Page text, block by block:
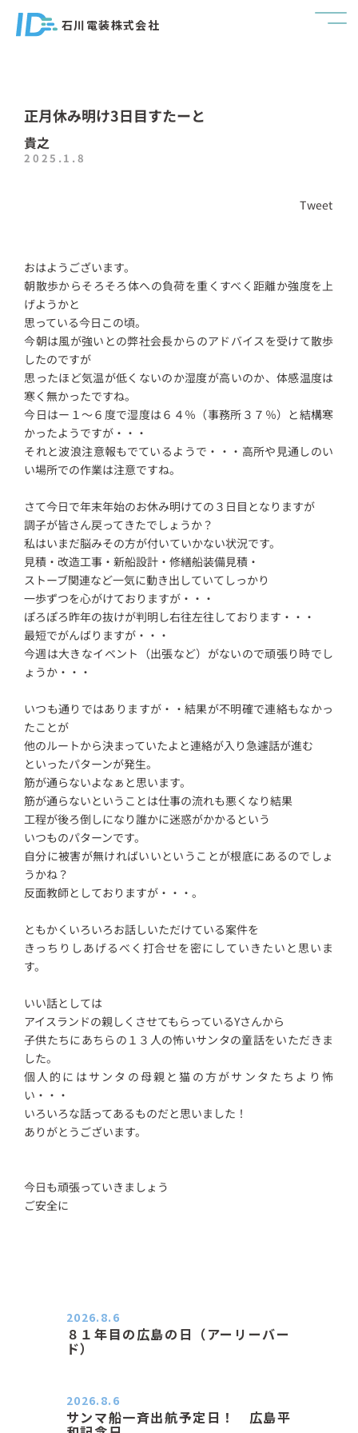
石川電装株式会社
正月休み明け3日目すたーと
貴之
2025.1.8
Tweet
おはようございます。
朝散歩からそろそろ体への負荷を重くすべく距離か強度を上
げようかと
思っている今日この頃。
今朝は風が強いとの弊社会長からのアドバイスを受けて散歩
したのですが
思ったほど気温が低くないのか湿度が高いのか、体感温度は
寒く無かったですね。
今日はー１～６度で湿度は６４％（事務所３７％）と結構寒
かったようですが・・・
それと波浪注意報もでているようで・・・高所や見通しのい
い場所での作業は注意ですね。
さて今日で年末年始のお休み明けての３日目となりますが
調子が皆さん戻ってきたでしょうか？
私はいまだ脳みその方が付いていかない状況です。
見積・改造工事・新船設計・修繕船装備見積・
ストーブ関連など一気に動き出していてしっかり
一歩ずつを心がけておりますが・・・
ぽろぽろ昨年の抜けが判明し右往左往しております・・・
最短でがんばりますが・・・
今週は大きなイベント（出張など）がないので頑張り時でし
ょうか・・・
いつも通りではありますが・・結果が不明確で連絡もなかっ
たことが
他のルートから決まっていたよと連絡が入り急遽話が進む
といったパターンが発生。
筋が通らないよなぁと思います。
筋が通らないということは仕事の流れも悪くなり結果
工程が後ろ倒しになり誰かに迷惑がかかるという
いつものパターンです。
自分に被害が無ければいいということが根底にあるのでしょ
うかね？
反面教師としておりますが・・・。
ともかくいろいろお話しいただけている案件を
きっちりしあげるべく打合せを密にしていきたいと思いま
す。
いい話としては
アイスランドの親しくさせてもらっているYさんから
子供たちにあちらの１３人の怖いサンタの童話をいただきま
した。
個人的にはサンタの母親と猫の方がサンタたちより怖
い・・・
いろいろな話ってあるものだと思いました！
ありがとうございます。
今日も頑張っていきましょう
ご安全に
８１年目の広島の日（アーリーバー
ド）
2026.8.6
サンマ船一斉出航予定日！ 広島平
2026.8.6